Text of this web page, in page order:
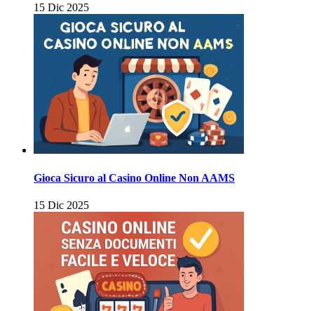
15 Dic 2025
Gioca Sicuro al Casino Online Non AAMS
15 Dic 2025